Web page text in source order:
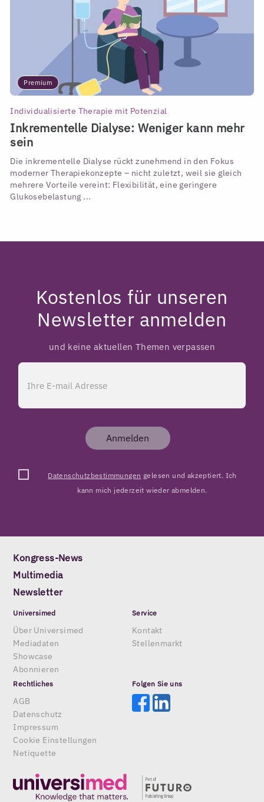
Premium
Individualisierte Therapie mit Potenzial
Inkrementelle Dialyse: Weniger kann mehr
sein
Die inkrementelle Dialyse rückt zunehmend in den Fokus
moderner Therapiekonzepte – nicht zuletzt, weil sie gleich
mehrere Vorteile vereint: Flexibilität, eine geringere
Glukosebelastung ...
Kostenlos für unseren
Newsletter anmelden
und keine aktuellen Themen verpassen
Anmelden
Datenschutzbestimmungen gelesen und akzeptiert. Ich
kann mich jederzeit wieder abmelden.
Kongress-News
Multimedia
Newsletter
Universimed
Über Universimed
Mediadaten
Showcase
Abonnieren
Service
Kontakt
Stellenmarkt
Rechtliches
AGB
Datenschutz
Impressum
Cookie Einstellungen
Netiquette
Folgen Sie uns